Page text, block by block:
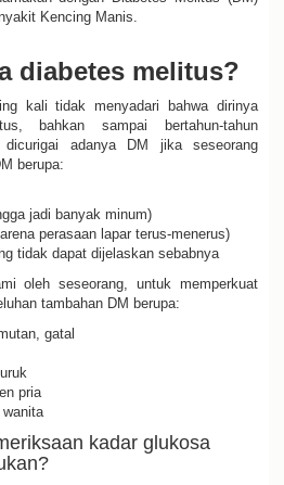
Kencing Manis.
diabetes melitus?
kali tidak menyadari bahwa dirinya
bahkan sampai bertahun-tahun
dicurigai adanya DM jika seseorang
berupa:
jadi banyak minum)
perasaan lapar terus-menerus)
tidak dapat dijelaskan sebabnya
oleh seseorang, untuk memperkuat
tambahan DM berupa:
gatal
pria
kadar glukosa